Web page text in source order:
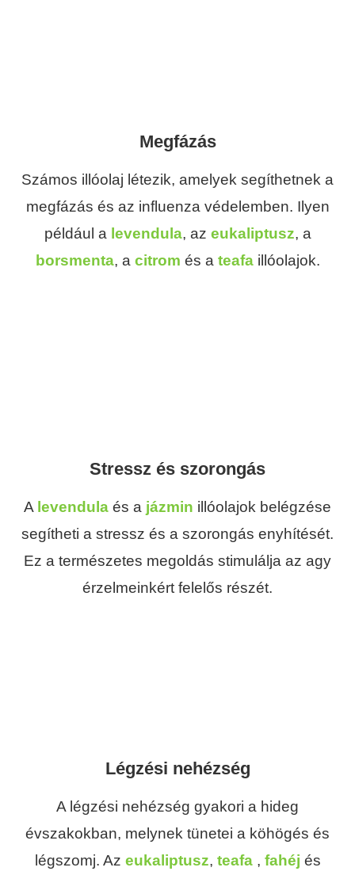
Megfázás
Számos illóolaj létezik, amelyek segíthetnek a
megfázás és az influenza védelemben. Ilyen
például a levendula, az eukaliptusz, a
borsmenta, a citrom és a teafaillóolajok.
Stressz és szorongás
A levendula és a jázmin illóolajok belégzése
segítheti a stressz és a szorongás enyhítését.
Ez a természetes megoldás stimulálja az agy
érzelmeinkért felelős részét.
Légzési nehézség
A légzési nehézség gyakori a hideg
évszakokban, melynek tünetei a köhögés és
légszomj. Az eukaliptusz, teafa, fahéj és